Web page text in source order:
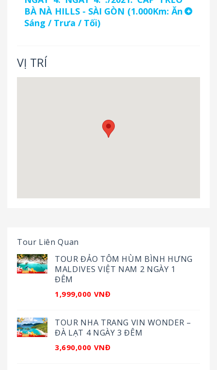
BÀ NÀ HILLS - SÀI GÒN (1.000Km: Ăn
Sáng / Trưa / Tối)
VỊ TRÍ
Tour Liên Quan
TOUR ĐẢO TÔM HÙM BÌNH HƯNG
MALDIVES VIỆT NAM 2 NGÀY 1
ĐÊM
1,999,000 VNĐ
TOUR NHA TRANG VIN WONDER –
ĐÀ LẠT 4 NGÀY 3 ĐÊM
3,690,000 VNĐ